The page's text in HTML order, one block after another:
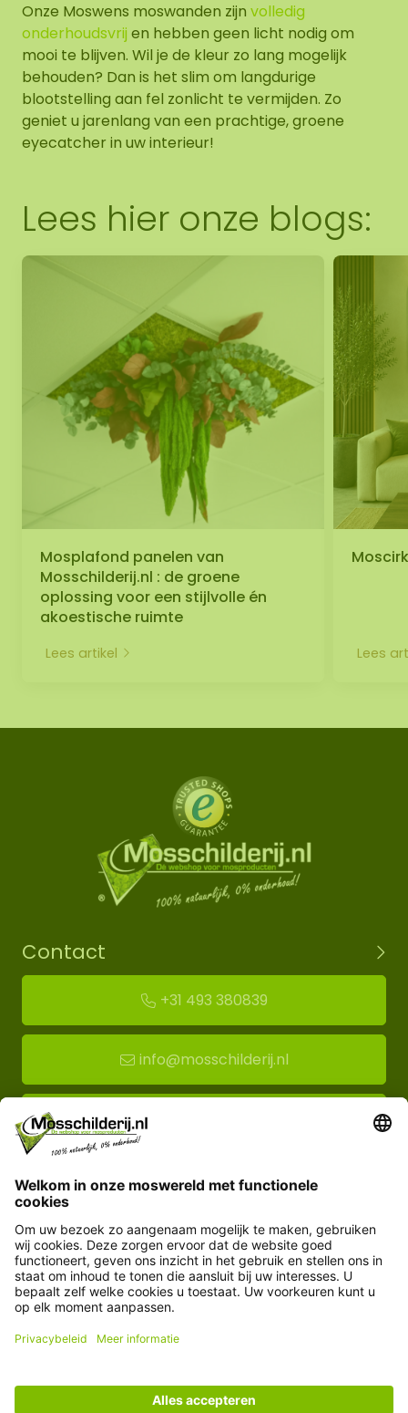
Onze Moswens moswanden zijn volledig
onderhoudsvrij en hebben geen licht nodig om
mooi te blijven. Wil je de kleur zo lang mogelijk
behouden? Dan is het slim om langdurige
blootstelling aan fel zonlicht te vermijden. Zo
geniet u jarenlang van een prachtige, groene
eyecatcher in uw interieur!
Lees hier onze blogs:
Mosplafond panelen van
Mosschilderij.nl : de groene
oplossing voor een stijlvolle én
akoestische ruimte
Lees artikel Lees
Contact
+31 493 380839
info@mosschilderij.nl
Route naar mos-showroom
Florapark 14
Klantenservice
Informatie